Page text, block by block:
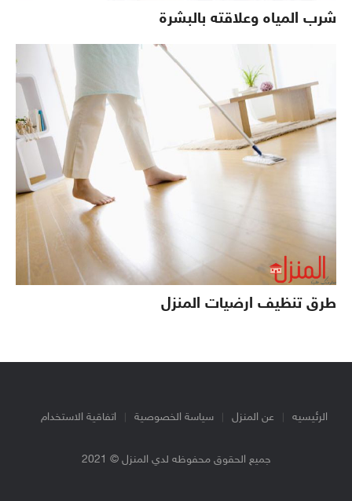
شرب المياه وعلاقته بالبشرة
طرق تنظيف ارضيات المنزل
الرئيسيه عن المنزل سياسة الخصوصية اتفاقية الاستخدام
جميع الحقوق محفوظه لدي المنزل © 2021